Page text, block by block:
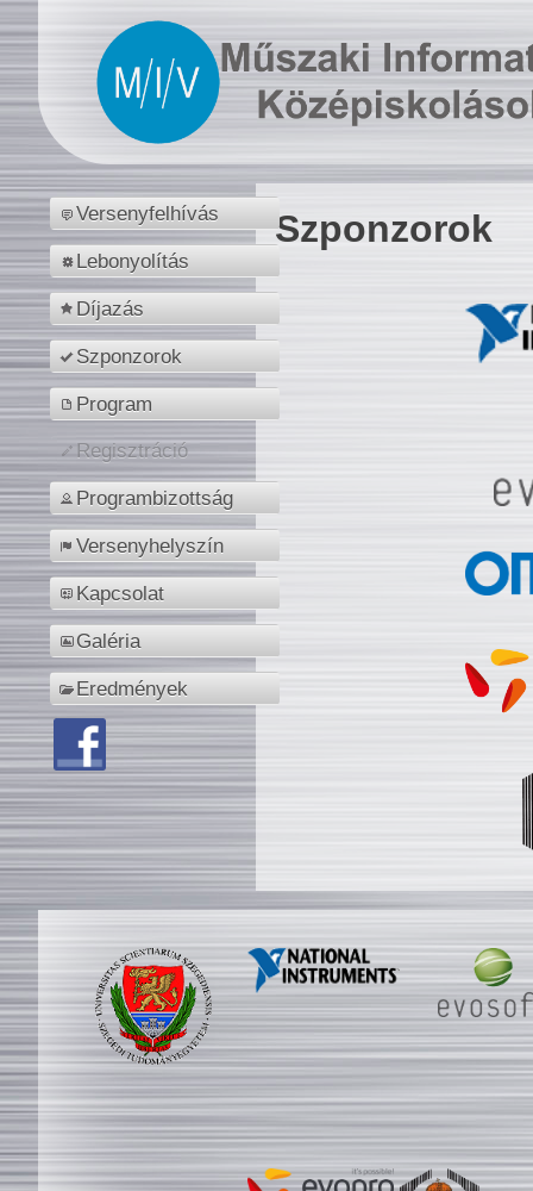
Versenyfelhívás
Lebonyolítás
Díjazás
Szponzorok
Program
Regisztráció
Programbizottság
Versenyhelyszín
Kapcsolat
Galéria
Eredmények
Szponzorok